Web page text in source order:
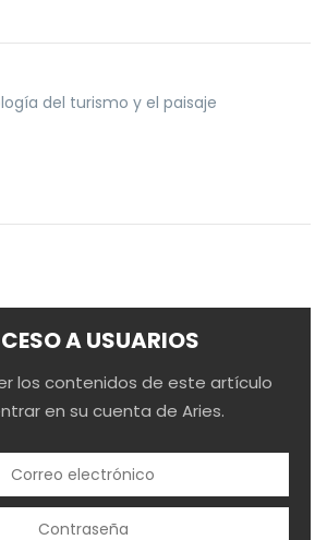
del turismo y el paisaje
A USUARIOS
los contenidos de este artículo
en su cuenta de Aries.